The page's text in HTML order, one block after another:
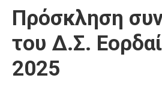
Πρόσκληση
του Δ.Σ.
2025